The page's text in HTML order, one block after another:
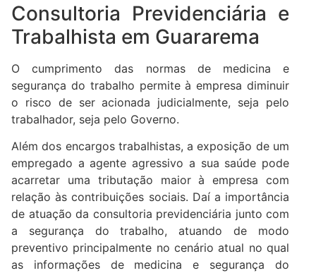
Consultoria Previdenciária e
Trabalhista em Guararema
O cumprimento das normas de medicina e
segurança do trabalho permite à empresa diminuir
o risco de ser acionada judicialmente, seja pelo
trabalhador, seja pelo Governo.
Além dos encargos trabalhistas, a exposição de um
empregado a agente agressivo a sua saúde pode
acarretar uma tributação maior à empresa com
relação às contribuições sociais. Daí a importância
de atuação da consultoria previdenciária junto com
a segurança do trabalho, atuando de modo
preventivo principalmente no cenário atual no qual
as informações de medicina e segurança do